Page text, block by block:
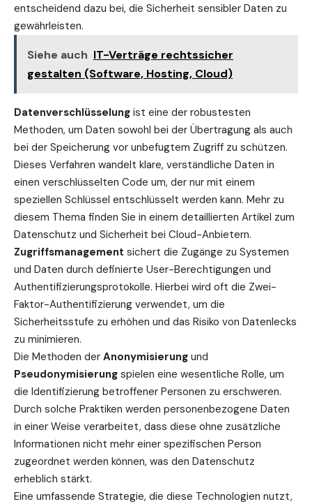
entscheidend dazu bei, die Sicherheit sensibler Daten zu
gewährleisten.
Siehe auch IT-Verträge rechtssicher
gestalten (Software, Hosting, Cloud)
Datenverschlüsselung ist eine der robustesten
Methoden, um Daten sowohl bei der Übertragung als auch
bei der Speicherung vor unbefugtem Zugriff zu schützen.
Dieses Verfahren wandelt klare, verständliche Daten in
einen verschlüsselten Code um, der nur mit einem
speziellen Schlüssel entschlüsselt werden kann. Mehr zu
diesem Thema finden Sie in einem detaillierten Artikel zum
Datenschutz und Sicherheit bei Cloud-Anbietern.
Zugriffsmanagement sichert die Zugänge zu Systemen
und Daten durch definierte User-Berechtigungen und
Authentifizierungsprotokolle. Hierbei wird oft die Zwei-
Faktor-Authentifizierung verwendet, um die
Sicherheitsstufe zu erhöhen und das Risiko von Datenlecks
zu minimieren.
Die Methoden der Anonymisierung und
Pseudonymisierung spielen eine wesentliche Rolle, um
die Identifizierung betroffener Personen zu erschweren.
Durch solche Praktiken werden personenbezogene Daten
in einer Weise verarbeitet, dass diese ohne zusätzliche
Informationen nicht mehr einer spezifischen Person
zugeordnet werden können, was den Datenschutz
erheblich stärkt.
Eine umfassende Strategie, die diese Technologien nutzt,